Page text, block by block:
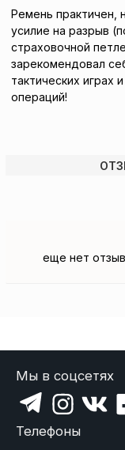
Ремень практичен,
усилие на разрыв
страховочной
зарекомендовал
тактических играх
операций!
еще нет
Мы в соцсетях
Телефоны